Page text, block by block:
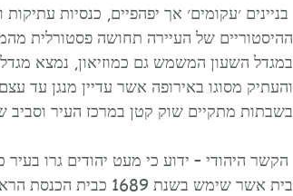
ההיסטוריים של העיירה תחושה פסטורלית מהמאה ה-
והעתיק מסוגו באירופה אשר עדיין מנגן עד
בשבתות מתקיים שוק קטן במרכז העיר וסביב
בית אשר שימש בשנת